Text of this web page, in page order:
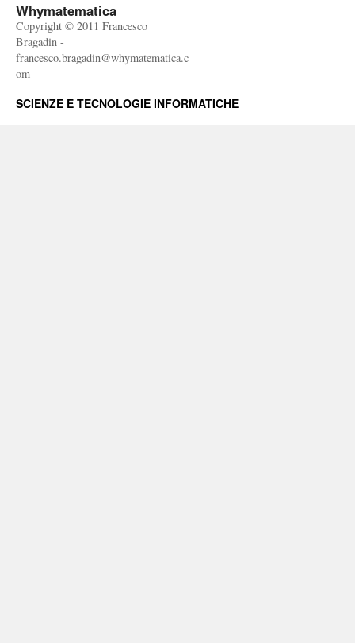
Whymatematica
Copyright © 2011 Francesco
Bragadin -
francesco.bragadin@whymatematica.c
om
SCIENZE E TECNOLOGIE INFORMATICHE